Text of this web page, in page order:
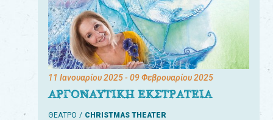
11 Ιανουαρίου 2025- 09 Φεβρουαρίου 2025
ΑΡΓΟΝΑΥΤΙΚΗ ΕΚΣΤΡΑΤΕΙΑ
ΘΕΑΤΡΟ CHRISTMAS THEATER